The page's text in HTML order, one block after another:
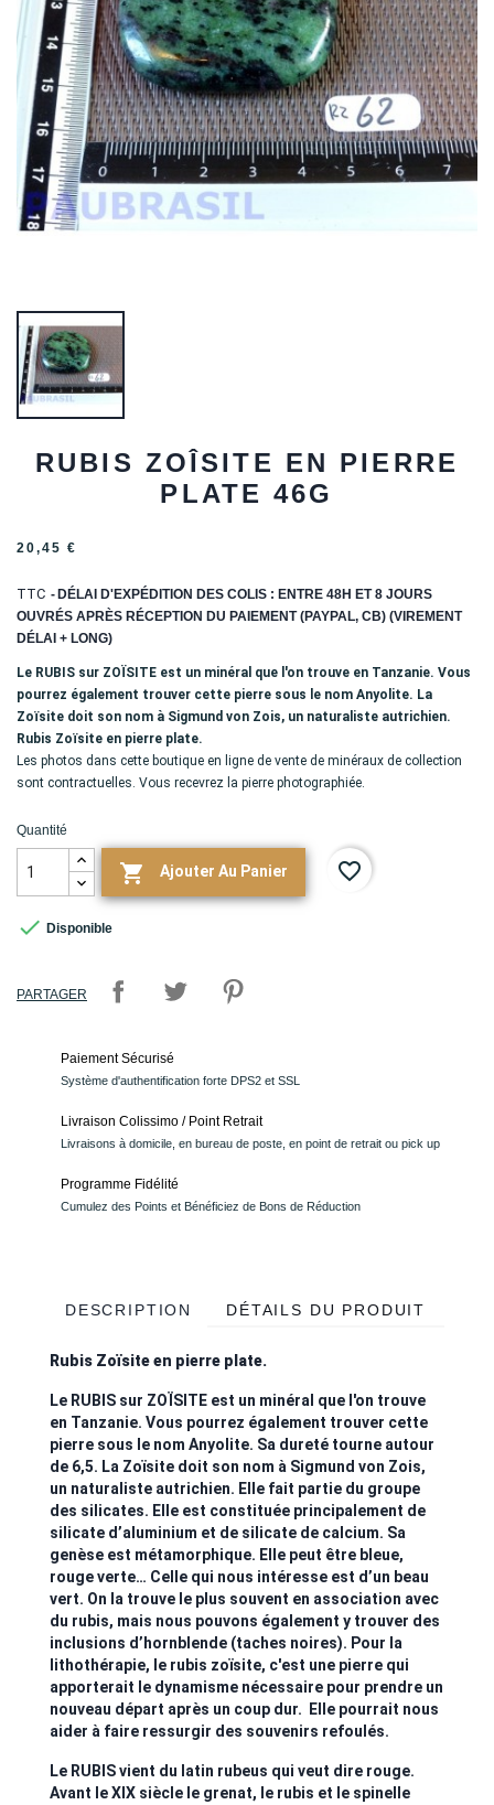
RUBIS ZOÎSITE EN PIERRE
PLATE 46G
20,45 €
TTC
DÉLAI D'EXPÉDITION DES COLIS : ENTRE 48H ET 8 JOURS
OUVRÉS APRÈS RÉCEPTION DU PAIEMENT (PAYPAL, CB) (VIREMENT
DÉLAI + LONG)
Le RUBIS sur ZOÏSITE est un minéral que l'on trouve en Tanzanie. Vous
pourrez également trouver cette pierre sous le nom Anyolite. La
Zoïsite doit son nom à Sigmund von Zois, un naturaliste autrichien.
Rubis Zoïsite en pierre plate.
Les photos dans cette boutique en ligne de vente de minéraux de collection
sont contractuelles. Vous recevrez la pierre photographiée.
Quantité
 Ajouter Au Panier favorite_border
 Disponible
PARTAGER
Paiement Sécurisé
Système d'authentification forte DPS2 et SSL
Livraison Colissimo / Point Retrait
Livraisons à domicile, en bureau de poste, en point de retrait ou pick up
Programme Fidélité
Cumulez des Points et Bénéficiez de Bons de Réduction
DESCRIPTION DÉTAILS DU PRODUIT
Rubis Zoïsite en pierre plate.
Le RUBIS sur ZOÏSITE est un minéral que l'on trouve
en Tanzanie. Vous pourrez également trouver cette
pierre sous le nom Anyolite. Sa dureté tourne autour
de 6,5. La Zoïsite doit son nom à Sigmund von Zois,
un naturaliste autrichien. Elle fait partie du groupe
des silicates. Elle est constituée principalement de
silicate d’aluminium et de silicate de calcium. Sa
genèse est métamorphique. Elle peut être bleue,
rouge verte… Celle qui nous intéresse est d’un beau
vert. On la trouve le plus souvent en association avec
du rubis, mais nous pouvons également y trouver des
inclusions d’hornblende (taches noires). Pour la
lithothérapie, le rubis zoïsite, c'est une pierre qui
apporterait le dynamisme nécessaire pour prendre un
nouveau départ après un coup dur. Elle pourrait nous
aider à faire ressurgir des souvenirs refoulés.
Le RUBIS vient du latin rubeus qui veut dire rouge.
Avant le XIX siècle le grenat, le rubis et le spinelle